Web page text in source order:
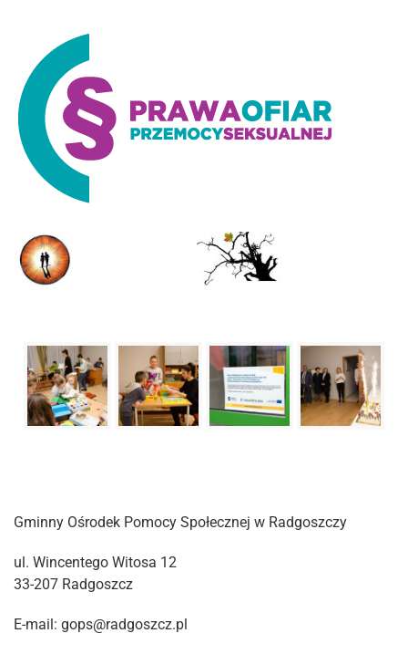
Gminny Ośrodek Pomocy Społecznej w Radgoszczy
ul. Wincentego Witosa 12
33-207 Radgoszcz
E-mail: gops@radgoszcz.pl